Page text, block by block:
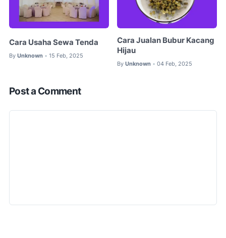
Cara Usaha Sewa Tenda
By Unknown • 15 Feb, 2025
Cara Jualan Bubur Kacang
Hijau
By Unknown • 04 Feb, 2025
Post a Comment